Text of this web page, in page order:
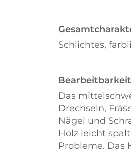
Schlichtes,
Bearbeitbarkeit
Das
Drechseln,
Nägel und
Holz leicht
Probleme. Das